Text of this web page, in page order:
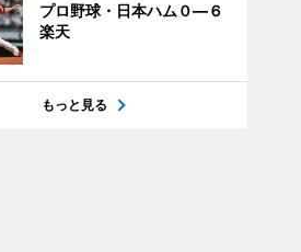
プロ野球・日本ハム０―６
楽天
もっと見る